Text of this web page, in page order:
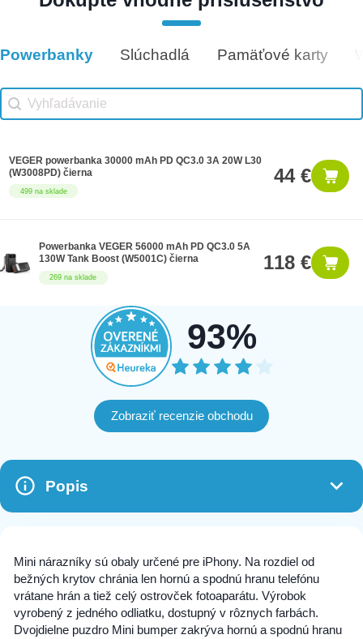
9 na sklade
Vhodné príslušenstvo
Powerbanky Slúchadlá Pamäťové karty
Vhodné príslušenstvo search
Search content
499 na sklade
VEGER powerbanka 30000 mAh PD QC3.0 3A 20W L30
(W3008PD) čierna
44 €
269 na sklade
Powerbanka VEGER 56000 mAh PD QC3.0 5A
130W Tank Boost (W5001C) čierna
118 €
93%
Zobraziť recenzie obchodu
Popis
Mini nárazníky sú obaly určené pre iPhony. Na rozdiel od
bežných krytov chránia len hornú a spodnú hranu telefónu
vrátane hrán a tiež celý ostrovček fotoaparátu. Výrobok
vyrobený z jedného odliatku, dostupný v rôznych farbách.
Dvojdielne puzdro Mini bumper zakrýva hornú a spodnú hranu